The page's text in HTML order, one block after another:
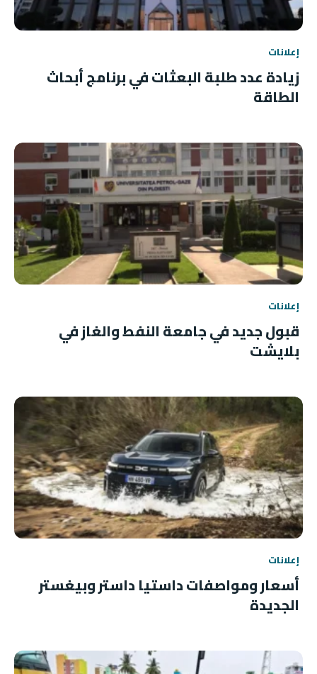
إعلانات
زيادة عدد طلبة البعثات في برنامج أبحاث
الطاقة
إعلانات
قبول جديد في جامعة النفط والغاز في
بلايشت
إعلانات
أسعار ومواصفات داستيا داستر وبيغستر
الجديدة